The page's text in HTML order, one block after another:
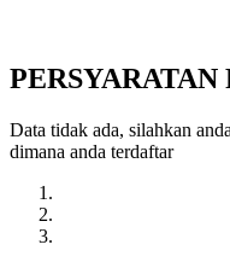
Data tidak ada, silahkan
dimana anda terdaftar